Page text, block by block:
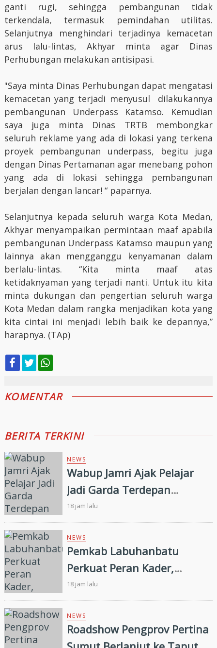
ganti rugi, sehingga pembangunan tidak
terkendala, termasuk pemindahan utilitas.
Selanjutnya menghindari terjadinya kemacetan
arus lalu-lintas, Akhyar minta agar Dinas
Perhubungan melakukan antisipasi.
"Saya minta Dinas Perhubungan dapat mengatasi
kemacetan yang terjadi menyusul dilakukannya
pembangunan Underpass Katamso. Kemudian
saya juga minta Dinas TRTB membongkar
seluruh reklame yang ada di lokasi yang terkena
proyek pembangunan underpass, begitu juga
dengan Dinas Pertamanan agar menebang pohon
yang ada di lokasi sehingga pembangunan
berjalan dengan lancar! “ paparnya.
Selanjutnya kepada seluruh warga Kota Medan,
Akhyar menyampaikan permintaan maaf apabila
pembangunan Underpass Katamso maupun yang
lainnya akan mengganggu kenyamanan dalam
berlalu-lintas. “Kita minta maaf atas
ketidaknyaman yang terjadi nanti. Untuk itu kita
minta dukungan dan pengertian seluruh warga
Kota Medan dalam rangka menjadikan kota yang
kita cintai ini menjadi lebih baik ke depannya,”
harapnya. (TAp)
KOMENTAR
BERITA TERKINI
NEWS
Wabup Jamri Ajak Pelajar
Jadi Garda Terdepan
Merawat Kerukunan di Era
Digital
18 jam lalu
NEWS
Pemkab Labuhanbatu
Perkuat Peran Kader,
Efektivitas Penurunan
Stunting Masih Menjadi
Tantangan Bersama
18 jam lalu
NEWS
Roadshow Pengprov Pertina